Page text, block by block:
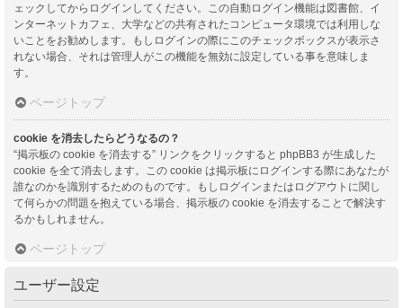
ェックしてからログインしてください。この自動ログイン機能は図書館、イ
ンターネットカフェ、大学などの共有されたコンピュータ環境では利用しな
いことをお勧めします。もしログインの際にこのチェックボックスが表示さ
れない場合、それは管理人がこの機能を無効に設定している事を意味しま
す。
ページトップ
cookie を消去したらどうなるの？
“掲示板の cookie を消去する” リンクをクリックすると phpBB3 が生成した
cookie を全て消去します。この cookie は掲示板にログインする際にあなたが
誰なのかを識別するためのものです。もしログインまたはログアウトに関し
て何らかの問題を抱えている場合、掲示板の cookie を消去することで解決す
るかもしれません。
ページトップ
ユーザー設定